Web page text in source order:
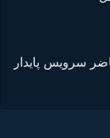
سرویس پایدار